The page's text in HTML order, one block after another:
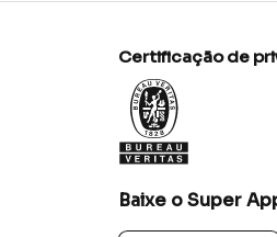
Certificação de
Baixe o Super